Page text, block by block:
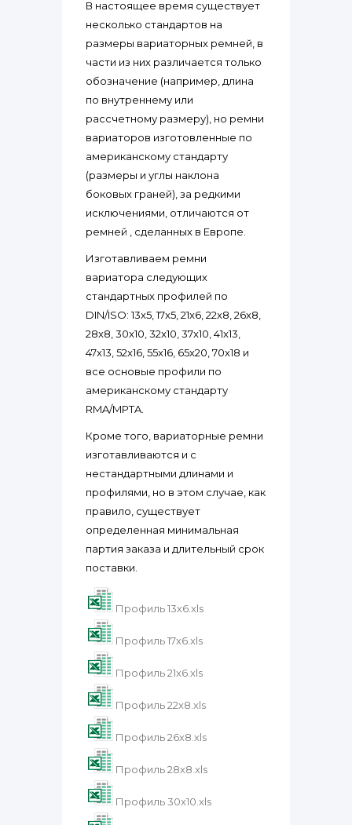
В настоящее время существует
несколько стандартов на
размеры вариаторных ремней, в
части из них различается только
обозначение (например, длина
по внутреннему или
рассчетному размеру), но ремни
вариаторов изготовленные по
американскому стандарту
(размеры и углы наклона
боковых граней), за редкими
исключениями, отличаются от
ремней , сделанных в Европе.
Изготавливаем ремни
вариатора следующих
стандартных профилей по
DIN/ISO: 13x5, 17x5, 21x6, 22x8, 26x8,
28x8, 30x10, 32x10, 37x10, 41x13,
47x13, 52x16, 55x16, 65x20, 70x18 и
все основые профили по
американскому стандарту
RMA/MPTA.
Кроме того, вариаторные ремни
изготавливаются и с
нестандартными длинами и
профилями, но в этом случае, как
правило, существует
определенная минимальная
партия заказа и длительный срок
поставки.
Профиль 13х6.xls
Профиль 17х6.xls
Профиль 21х6.xls
Профиль 22х8.xls
Профиль 26х8.xls
Профиль 28х8.xls
Профиль 30х10.xls